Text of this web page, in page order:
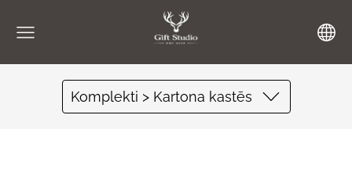
Komplekti > Kartona kastēs